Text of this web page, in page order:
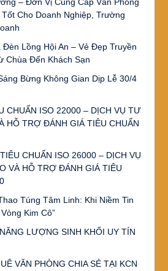
Cho Doanh Nghiệp, Trường
Lồng Hội An – Vẻ Đẹp Truyền
Chùa Đến Khách Sạn
Bừng Không Gian Dịp Lễ 30/4
CHUẨN ISO 22000 – DỊCH VỤ TƯ
HỖ TRỢ ĐÁNH GIÁ TIÊU CHUẨN
CHUẨN ISO 26000 – DỊCH VỤ
VÀ HỖ TRỢ ĐÁNH GIÁ TIÊU
Túng Tâm Linh: Khi Niềm Tin
Kim Cô”
LƯỢNG SINH KHỐI UY TÍN
VĂN PHÒNG CHIA SẺ TẠI KCN